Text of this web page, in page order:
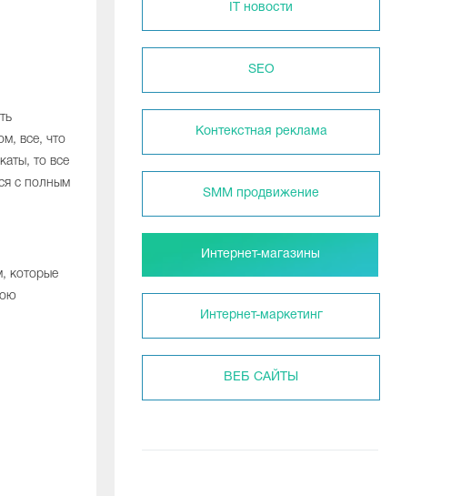
все, что
то все
с полным
которые
IT новости
SEO
Контекстная реклама
SMM продвижение
Интернет-магазины
Интернет-маркетинг
ВЕБ САЙТЫ